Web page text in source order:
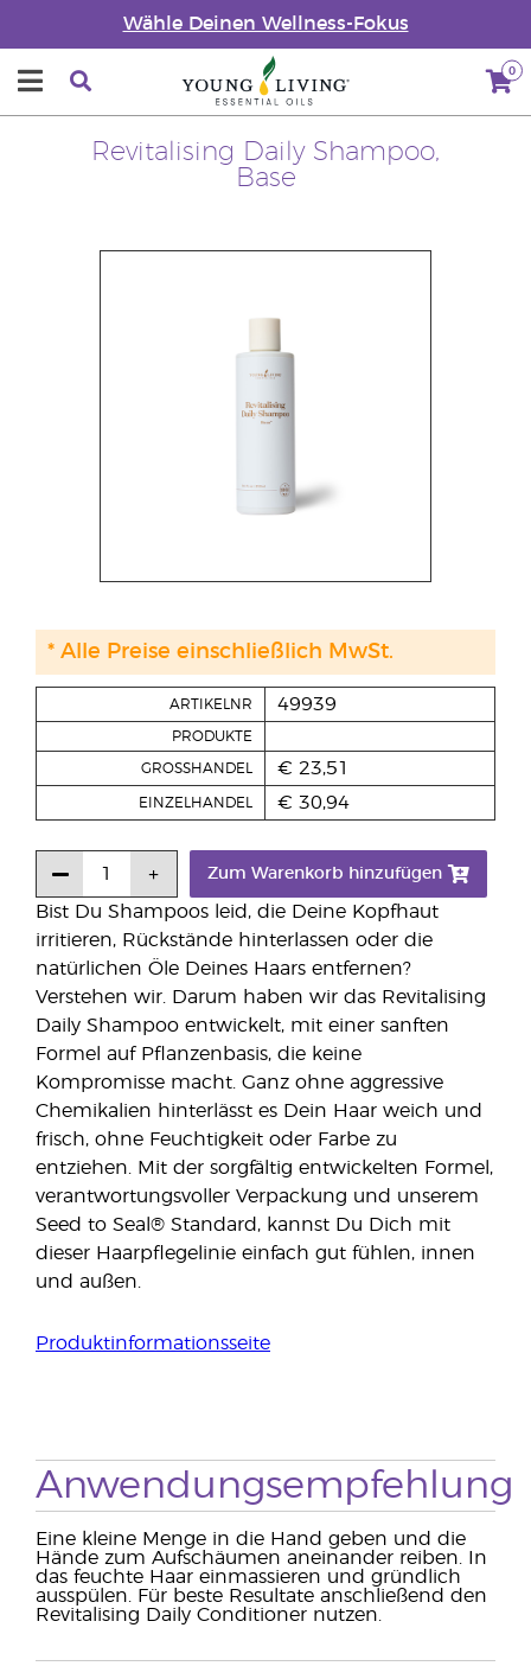
Wähle Deinen Wellness-Fokus
0
Revitalising Daily Shampoo,
Base
Bist Du Shampoos leid, die Deine Kopfhaut
irritieren, Rückstände hinterlassen oder die
natürlichen Öle Deines Haars entfernen?
Verstehen wir. Darum haben wir das Revitalising
Daily Shampoo entwickelt, mit einer sanften
Formel auf Pflanzenbasis, die keine
Kompromisse macht. Ganz ohne aggressive
Chemikalien hinterlässt es Dein Haar weich und
frisch, ohne Feuchtigkeit oder Farbe zu
entziehen. Mit der sorgfältig entwickelten Formel,
verantwortungsvoller Verpackung und unserem
Seed to Seal® Standard, kannst Du Dich mit
dieser Haarpflegelinie einfach gut fühlen, innen
und außen.
Produktinformationsseite
ARTIKELNR 49939
PRODUKTE
GROSSHANDEL € 23,51
EINZELHANDEL € 30,94
Zum Warenkorb hinzufügen
* Alle Preise einschließlich MwSt.
Anwendungsempfehlung
Eine kleine Menge in die Hand geben und die
Hände zum Aufschäumen aneinander reiben. In
das feuchte Haar einmassieren und gründlich
ausspülen. Für beste Resultate anschließend den
Revitalising Daily Conditioner nutzen.